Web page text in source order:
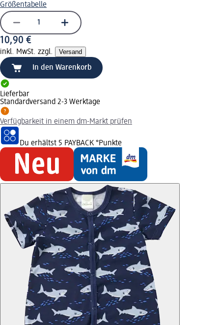
Größentabelle
10,90 €
inkl. MwSt. zzgl. Versand
In den Warenkorb
Lieferbar
Standardversand 2-3 Werktage
Verfügbarkeit in einem dm-Markt prüfen
Du erhältst 5 PAYBACK °Punkte